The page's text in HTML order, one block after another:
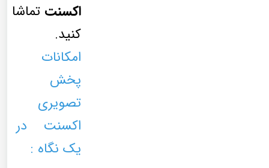
اکسنت تماشا
کنید.
امکانات
پخش
تصویری
اکسنت در
یک نگاه :